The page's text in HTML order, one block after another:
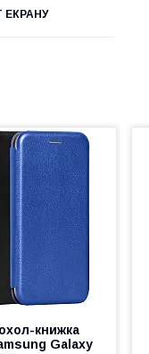
ЕКРАНУ
книжка
Galaxy